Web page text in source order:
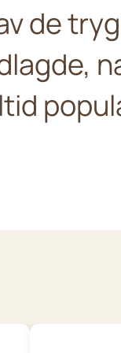
de
Living
Søte hunder og